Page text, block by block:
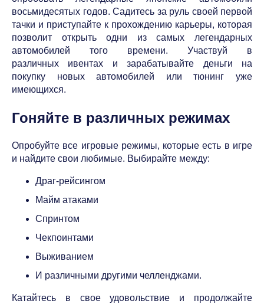
восьмидесятых годов. Садитесь за руль своей первой
тачки и приступайте к прохождению карьеры, которая
позволит открыть одни из самых легендарных
автомобилей того времени. Участвуй в
различных ивентах и зарабатывайте деньги на
покупку новых автомобилей или тюнинг уже
имеющихся.
Гоняйте в различных режимах
Опробуйте все игровые режимы, которые есть в игре
и найдите свои любимые. Выбирайте между:
Драг-рейсингом
Майм атаками
Спринтом
Чекпоинтами
Выживанием
И различными другими челленджами.
Катайтесь в свое удовольствие и продолжайте